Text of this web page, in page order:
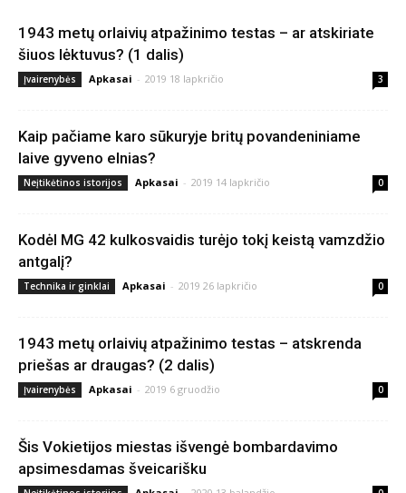
1943 metų orlaivių atpažinimo testas – ar atskiriate
šiuos lėktuvus? (1 dalis)
Įvairenybės Apkasai - 2019 18 lapkričio 3
Kaip pačiame karo sūkuryje britų povandeniniame
laive gyveno elnias?
Neįtikėtinos istorijos Apkasai - 2019 14 lapkričio 0
Kodėl MG 42 kulkosvaidis turėjo tokį keistą vamzdžio
antgalį?
Technika ir ginklai Apkasai - 2019 26 lapkričio 0
1943 metų orlaivių atpažinimo testas – atskrenda
priešas ar draugas? (2 dalis)
Įvairenybės Apkasai - 2019 6 gruodžio 0
Šis Vokietijos miestas išvengė bombardavimo
apsimesdamas šveicarišku